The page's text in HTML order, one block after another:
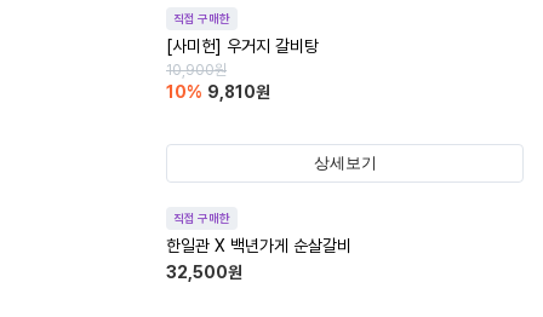
직접 구매한
[사미헌] 우거지 갈비탕
10,900원
10% 9,810원
상세보기
직접 구매한
한일관 X 백년가게 순살갈비
32,500원